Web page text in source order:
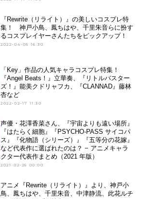
『Rewrite（リライト）』の美しいコスプレ特
集！ 神戸小鳥、鳳ちはや、千里朱音らに扮す
るコスプレイヤーさんたちをピックアップ！
2022-04-05 16:30
「Key」作品の人気キャラコスプレ特集！
『Angel Beats！』立華奏、『リトルバスター
ズ！』能美クドリャフカ、『CLANNAD』藤林
杏など
2022-02-17 11:30
声優・花澤香菜さん、『宇宙よりも遠い場所』
『はたらく細胞』『PSYCHO-PASS サイコパ
ス』『化物語（シリーズ）』『五等分の花嫁』
など代表作に選ばれたのは？ − アニメキャラ
クター代表作まとめ（2021 年版）
2021-02-25 00:00
アニメ『Rewrite（リライト）』より、神戸小
鳥、鳳ちはや、千里朱音、中津静流、此花ルチ